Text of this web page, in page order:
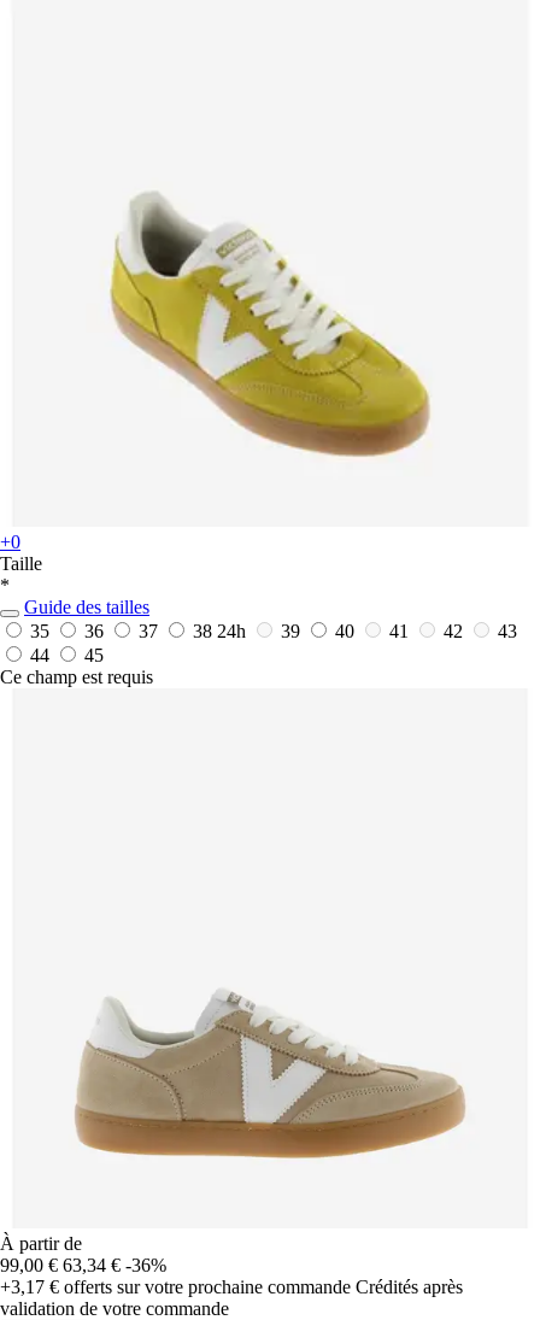
+0
Taille
*
Guide des tailles
35
36 37 38 24h 39 40 41 42
43
44
45
Ce champ est requis
À partir de
99,00 € 63,34 € -36%
+3,17 € offerts sur votre prochaine commande Crédités après
validation de votre commande